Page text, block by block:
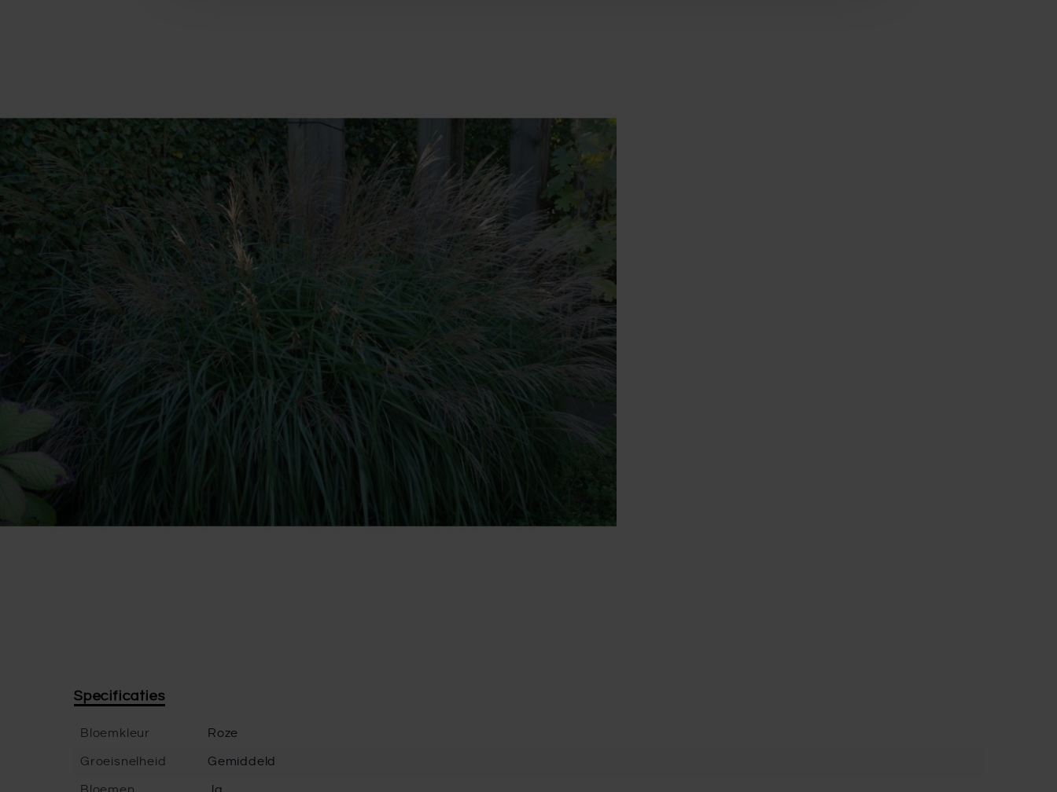
Specificaties
Bloemkleur Roze
Groeisnelheid Gemiddeld